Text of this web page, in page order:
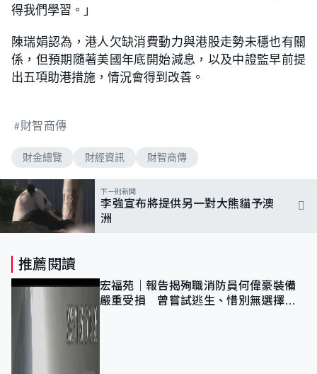
得我們學習。」
陳瑞娟認為，港人欠缺消費動力與港股走勢未穩也有關
係，但預期隨著美國年底開始減息，以及中證監早前提
出五項助港措施，情況會得到改善。
財智商傳
財金總覽 財經資訊 財智商傳
下一則新聞
李強宣布將提供另一對大熊貓予澳
洲
推薦閱讀
宏福苑｜報告揭殉職消防員何偉豪裝備
嚴重受損 曾嘗試逃生、惜別無選擇下